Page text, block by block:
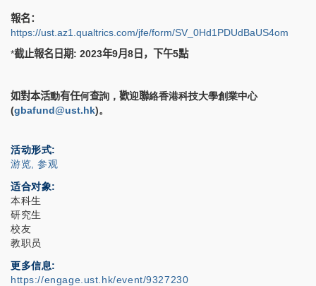
報名：
https://ust.az1.qualtrics.com/jfe/form/SV_0Hd1PDUdBaUS4om
*截止報名日期: 2023年9月8 日，下午5點
如對本活動有任何查詢， 歡迎聯絡香港科技大學創業中心
(gbafund@ust.hk)。
活动形式
游览, 参观
适合对象
本科生
研究生
校友
教职员
更多信息
https://engage.ust.hk/event/9327230